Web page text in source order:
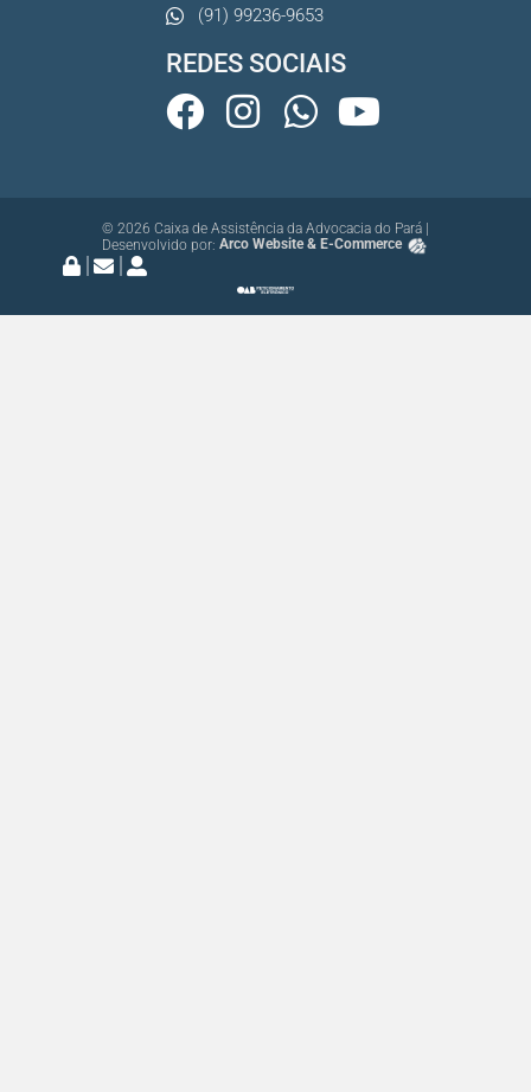
(91) 99236-9653
REDES SOCIAIS
© 2026 Caixa de Assistência da Advocacia do Pará |
Desenvolvido por: Arco Website & E-Commerce